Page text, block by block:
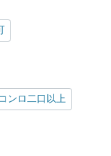
ンロ二口以上